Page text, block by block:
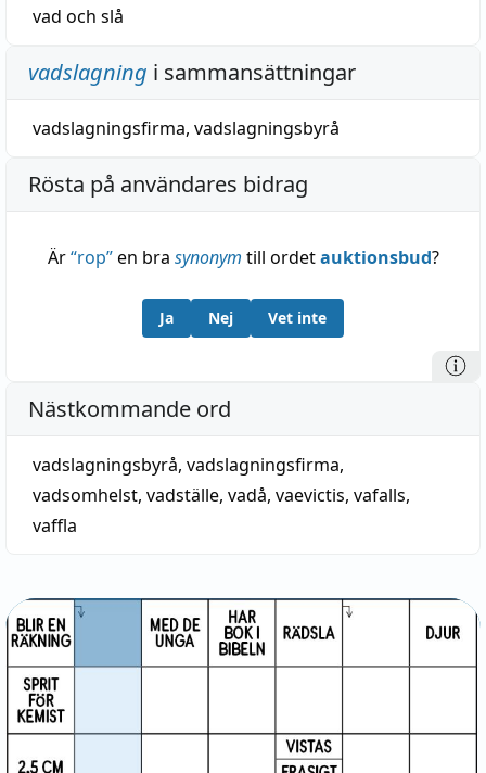
vad och slå
vadslagning i sammansättningar
vadslagningsfirma, vadslagningsbyrå
Rösta på användares bidrag
Är“rop”en bra synonym till ordetauktionsbud?
Ja Nej Vet inte
Nästkommande ord
vadslagningsbyrå, vadslagningsfirma,
vadsomhelst, vadställe, vadå, vaevictis, vafalls,
vaffla